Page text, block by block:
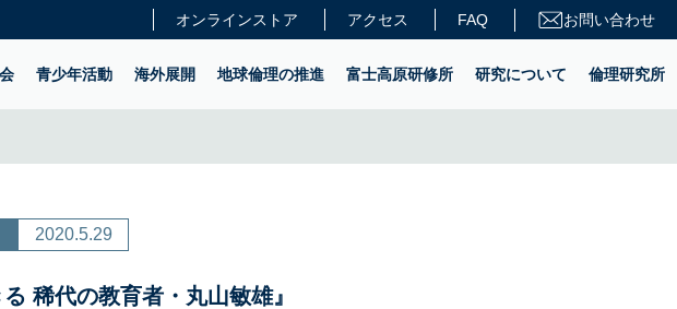
オンラインストア アクセス FAQ お問い合わせ
青少年活動 海外展開 地球倫理の推進 富士高原研修所 研究について 倫理研究所
2020.5.29
る 稀代の教育者・丸山敏雄』